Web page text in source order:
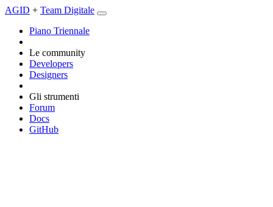
AGID + Team Digitale
Piano Triennale
Le community
Developers
Designers
Gli strumenti
Forum
Docs
GitHub